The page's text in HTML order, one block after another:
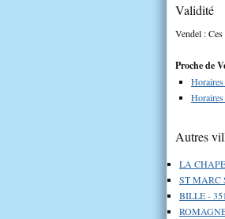
Validité
Vendel :
Proche de
Horaires
Autres
LA
ST MARC
BILLE -